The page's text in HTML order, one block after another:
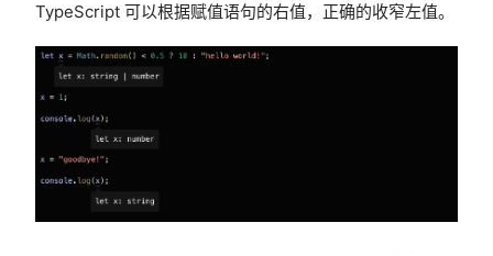
TypeScript 可以根据赋值语句的右值，正确的收窄左值。